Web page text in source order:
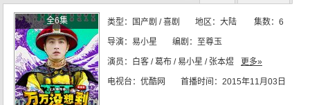
全6集 类型： 国产剧 / 喜剧 地区： 大陆 集数： 6
导演： 易小星 编剧： 至尊玉
演员： 白客 / 葛布 / 易小星 / 张本煜 更多»
电视台： 优酷网 首播时间： 2015年11月03日